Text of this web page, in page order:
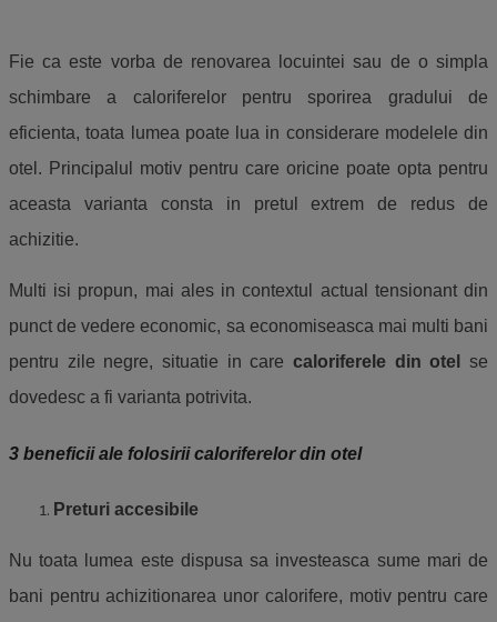
Fie ca este vorba de renovarea locuintei sau de o simpla
schimbare a caloriferelor pentru sporirea gradului de
eficienta, toata lumea poate lua in considerare modelele din
otel. Principalul motiv pentru care oricine poate opta pentru
aceasta varianta consta in pretul extrem de redus de
achizitie.
Multi isi propun, mai ales in contextul actual tensionant din
punct de vedere economic, sa economiseasca mai multi bani
pentru zile negre, situatie in care caloriferele din otel
se
dovedesc a fi varianta potrivita.
3 beneficii ale folosirii caloriferelor din otel
Preturi accesibile
Nu toata lumea este dispusa sa investeasca sume mari de
bani pentru achizitionarea unor calorifere, motiv pentru care